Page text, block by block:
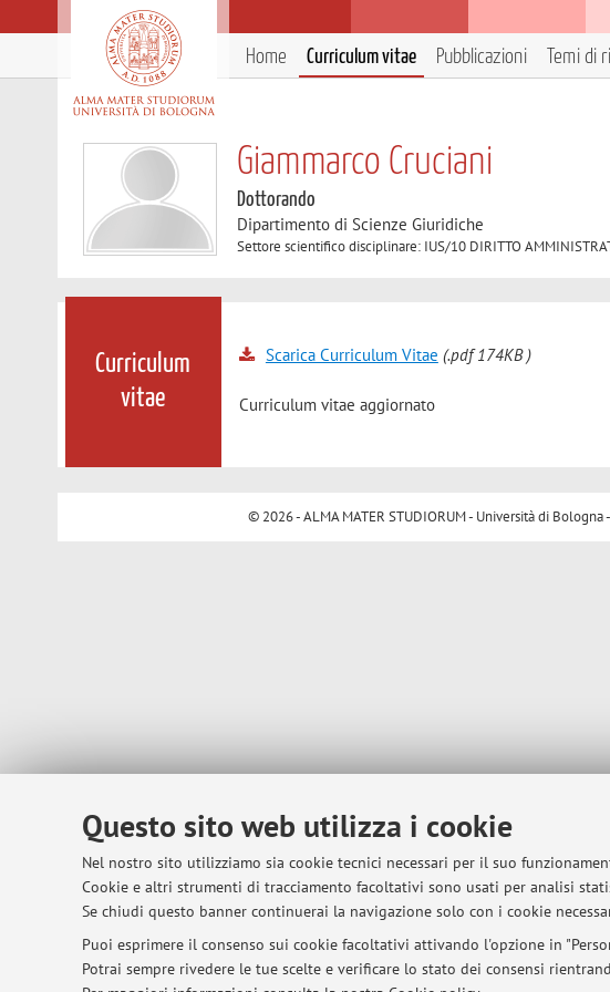
Questo sito web utilizza i cookie
Nel nostro sito utilizziamo sia cookie tecnici necessari per il suo
Cookie e altri strumenti di tracciamento facoltativi sono usati per analisi
Se chiudi questo banner continuerai la navigazione solo con i cookie
Puoi esprimere il consenso sui cookie facoltativi attivando l'opzione in
Potrai sempre rivedere le tue scelte e verificare lo stato dei consensi
Home Curriculum vitae Pubblicazioni Temi di
Giammarco Cruciani
Dottorando
Dipartimento di Scienze Giuridiche
Settore scientifico disciplinare: IUS/10 DIRITTO
Curriculum
vitae
Scarica Curriculum Vitae (.pdf 174KB )
Curriculum vitae aggiornato
© 2026 - ALMA MATER STUDIORUM - Università di